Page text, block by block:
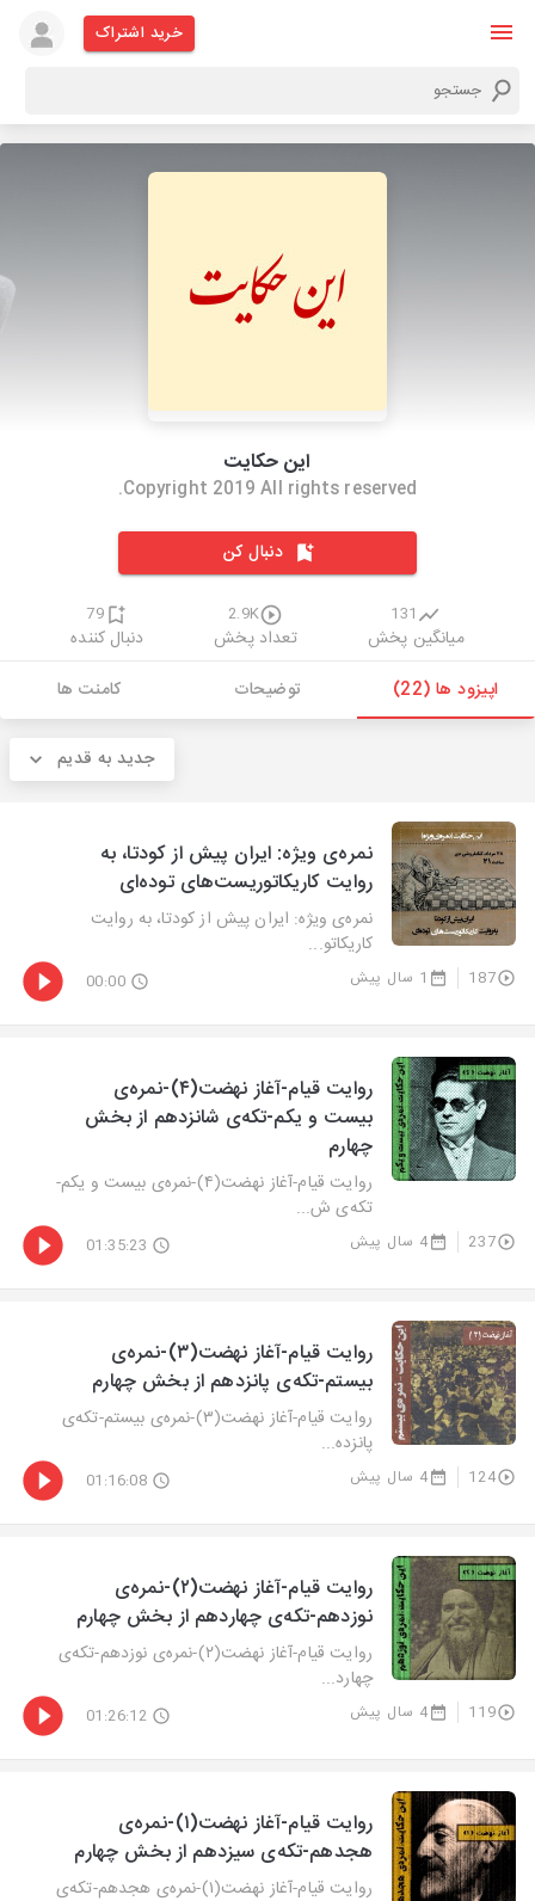
خرید اشتراک
این حکایت
Copyright 2019 All rights reserved.
دنبال کن
131
میانگین پخش
2.9K
تعداد پخش
79
دنبال کننده
اپیزود ها (22)
توضیحات کامنت ها
جدید به قدیم
نمره‌ی ویژه: ایران پیش از کودتا، به
روایت کاریکاتوریست‌های توده‌ای
نمره‌ی ویژه: ایران پیش از کودتا، به روایت
کاریکاتو...
187 1 سال پیش 00:00
روایت‌ قیام-آغاز نهضت(۴)-نمره‌ی
بیست و یکم-تکه‌ی شانزدهم از بخش
چهارم
روایت‌ قیام-آغاز نهضت(۴)-نمره‌ی بیست و یکم-
تکه‌ی ش...
237 4 سال پیش 01:35:23
روایت‌ قیام-آغاز نهضت(۳)-نمره‌ی
بیستم-تکه‌ی پانزدهم از بخش چهارم
روایت‌ قیام-آغاز نهضت(۳)-نمره‌ی بیستم-تکه‌ی
پانزده...
124 4 سال پیش 01:16:08
روایت‌ قیام-آغاز نهضت(۲)-نمره‌ی
نوزدهم-تکه‌ی چهاردهم از بخش چهارم
روایت‌ قیام-آغاز نهضت(۲)-نمره‌ی نوزدهم-تکه‌ی
چهارد...
119 4 سال پیش 01:26:12
روایت‌ قیام-آغاز نهضت(۱)-نمره‌ی
هجدهم-تکه‌ی سیزدهم از بخش چهارم
روایت‌ قیام-آغاز نهضت(۱)-نمره‌ی هجدهم-تکه‌ی